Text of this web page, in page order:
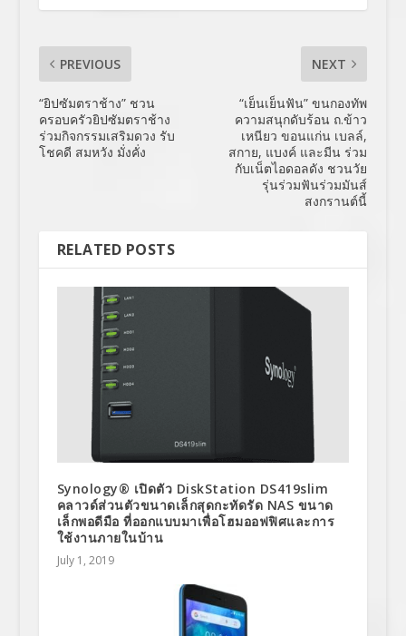
PREVIOUS
“ยิปซัมตราช้าง” ชวน
ครอบครัวยิปซัมตราช้าง
ร่วมกิจกรรมเสริมดวง รับ
โชคดี สมหวัง มั่งคั่ง
NEXT
“เย็นเย็นฟัน” ขนกองทัพ
ความสนุกดับร้อน ถ.ข้าว
เหนียว ขอนแก่น เบลล์,
สกาย, แบงค์ และมีน ร่วม
กับเน็ตไอดอลดัง ชวนวัย
รุ่นร่วมฟันร่วมมันส์
สงกรานต์นี้
RELATED POSTS
Synology® เปิดตัว DiskStation DS419slim
คลาวด์ส่วนตัวขนาดเล็กสุดกะทัดรัด NAS ขนาด
เล็กพอดีมือ ที่ออกแบบมาเพื่อโฮมออฟฟิศและการ
ใช้งานภายในบ้าน
July 1, 2019